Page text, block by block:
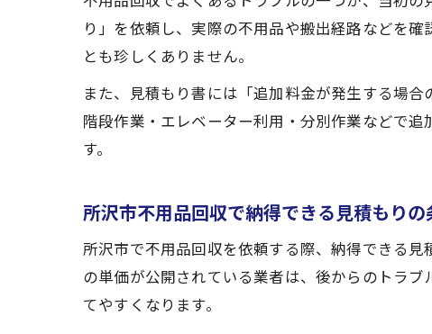
り」を依頼し、実際の不用品や搬出経路などを
とも珍しくありません。
また、見積もり書には「追加料金が発生する場
階段作業・エレベーター利用・分別作業などで
す。
所沢市不用品回収で納得できる見積もりの
所沢市で不用品回収を依頼する際、納得できる
の単価が公開されている業者は、後からのトラ
てやすくなります。